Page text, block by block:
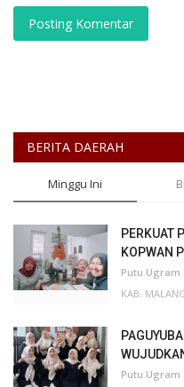
Posting Komentar
BERITA DAERAH
Minggu Ini
PERKUAT
KOPWAN
Putu Ugram
KAB.
Putu Ugram